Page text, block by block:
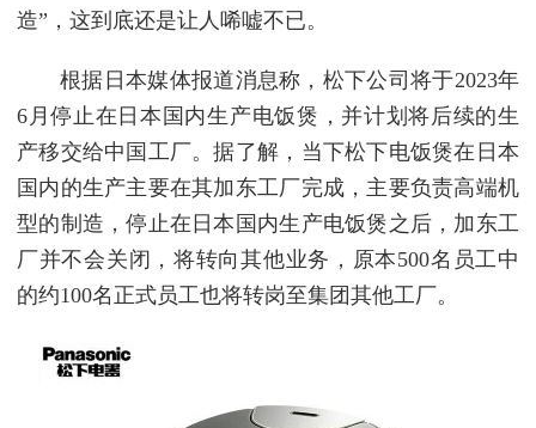
造”，这到底还是让人唏嘘不已。
根据日本媒体报道消息称，松下公司将于2023年
6月停止在日本国内生产电饭煲，并计划将后续的生
产移交给中国工厂。据了解，当下松下电饭煲在日本
国内的生产主要在其加东工厂完成，主要负责高端机
型的制造，停止在日本国内生产电饭煲之后，加东工
厂并不会关闭，将转向其他业务，原本500名员工中
的约100名正式员工也将转岗至集团其他工厂。